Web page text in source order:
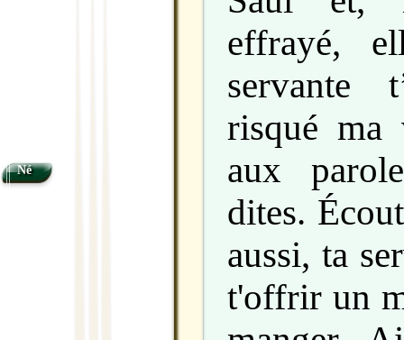
effrayé,
servante
risqué ma
aux
dites.
aussi, ta
t'offrir un
Né